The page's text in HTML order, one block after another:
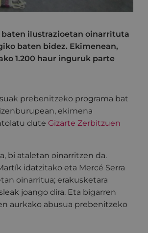
ilustrazioetan oinarrituta
baten bidez. Ekimenean,
1.200 haur inguruk parte
prebenitzeko programa bat
ekimena
dute Gizarte Zerbitzuen
bi ataletan oinarritzen da.
idatzitako eta Mercé Serra
oinarritua; erakusketara
joango dira. Eta bigarren
aurkako abusua prebenitzeko